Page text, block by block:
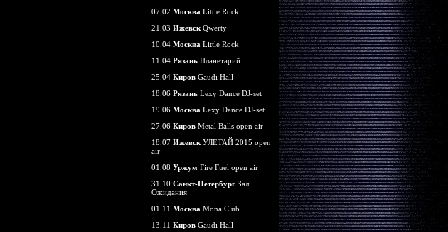
07.02 Москва Little Rock
21.03 Ижевск Qwerty
10.04 Москва Little Rock
11.04 Рязань Планетарий
25.04 Киров Gaudi Hall
18.06 Рязань Lexy Dance DJ-set
19.06 Москва Lexy Dance DJ-set
27.06 Киров Metal Balls open air
18.07 Ижевск УЛЕТАЙ 2015 open
air
01.08 Уржум Fire Fuel open air
31.10 Санкт-Петербург Зал
Ожидания
01.11 Москва Mona Club
13.11 Киров Gaudi Hall